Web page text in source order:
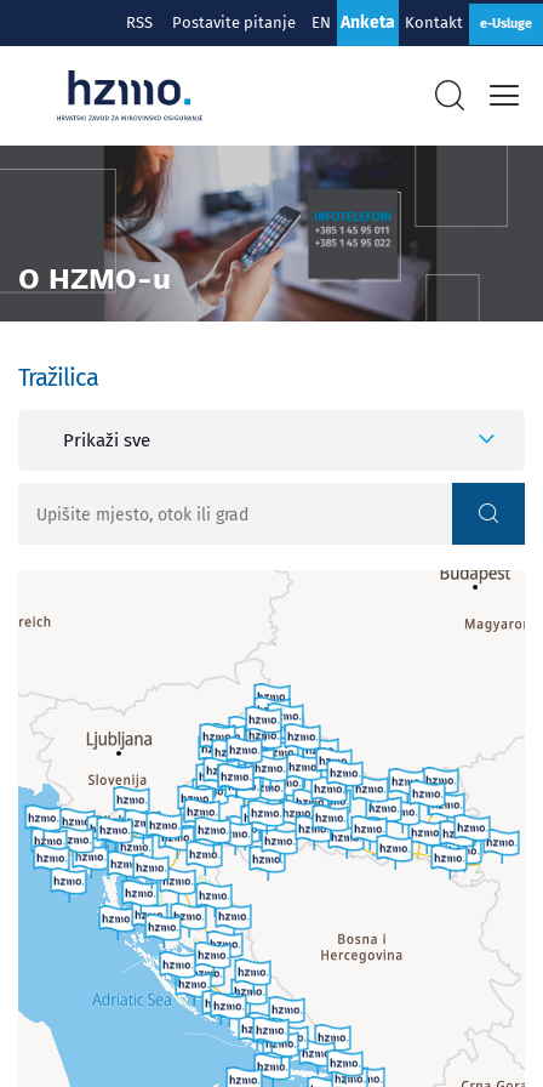
RSS Postavite pitanje EN Anketa Kontakt e-Usluge
O HZMO-u
Tražilica
Prikaži sve